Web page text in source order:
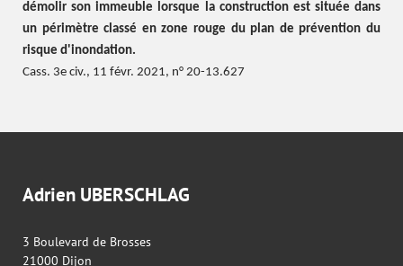
démolir son immeuble lorsque la construction est située dans
un périmètre classé en zone rouge du plan de prévention du
risque d'inondation.
Cass. 3e civ., 11 févr. 2021, n° 20-13.627
Adrien UBERSCHLAG
3 Boulevard de Brosses
21000 Dijon